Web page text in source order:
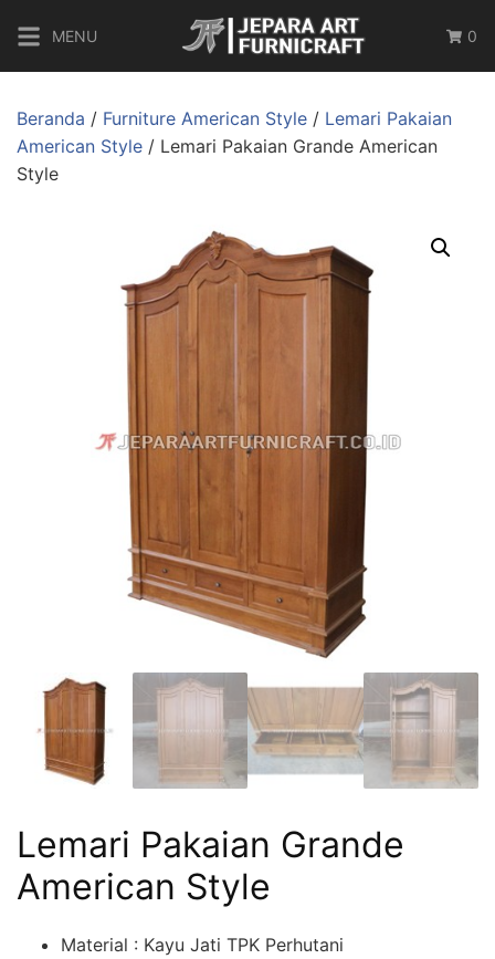
MENU 0
Beranda / Furniture American Style / Lemari Pakaian
American Style / Lemari Pakaian Grande American
Style
Lemari Pakaian Grande
American Style
Material : Kayu Jati TPK Perhutani